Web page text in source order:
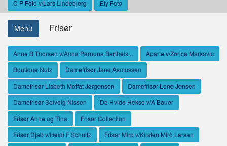
C P Foto v/Lars Lindebjerg Ely Foto
Menu Frisør
Anne B Thorsen v/Anna Parnuna Berthels...
Aparte v/Zorica Markovic
Boutique Nutz
Damefrisør Jane Asmussen
Damefrisør Lisbeth Moffat Jørgensen
Damefrisør Lone Jensen
Damefrisør Solveig Nissen
De Hvide Hekse v/A Bauer
Frisør Anne og Tina
Frisør Collection
Frisør Djab v/Heidi F Schultz
Frisør Miro v/Kirsten Mirò Larsen